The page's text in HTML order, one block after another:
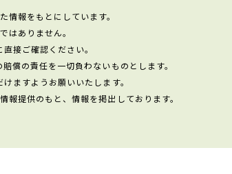
報をもとにしています。
はありません。
接ご確認ください。
償の責任を一切負わないものとします。
ますようお願いいたします。
提供のもと、情報を掲出しております。